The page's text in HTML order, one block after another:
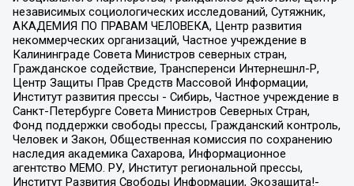
независимых социологических исследований, Сутяжник,
АКАДЕМИЯ ПО ПРАВАМ ЧЕЛОВЕКА, Центр развития
некоммерческих организаций, Частное учреждение в
Калининграде Совета Министров северных стран,
Гражданское содействие, Трансперенси Интернешнл-Р,
Центр Защиты Прав Средств Массовой Информации,
Институт развития прессы - Сибирь, Частное учреждение в
Санкт-Петербурге Совета Министров Северных Стран,
Фонд поддержки свободы прессы, Гражданский контроль,
Человек и Закон, Общественная комиссия по сохранению
наследия академика Сахарова, Информационное
агентство МЕМО. РУ, Институт региональной прессы,
Институт Развития Свободы Информации, Экозащита!-